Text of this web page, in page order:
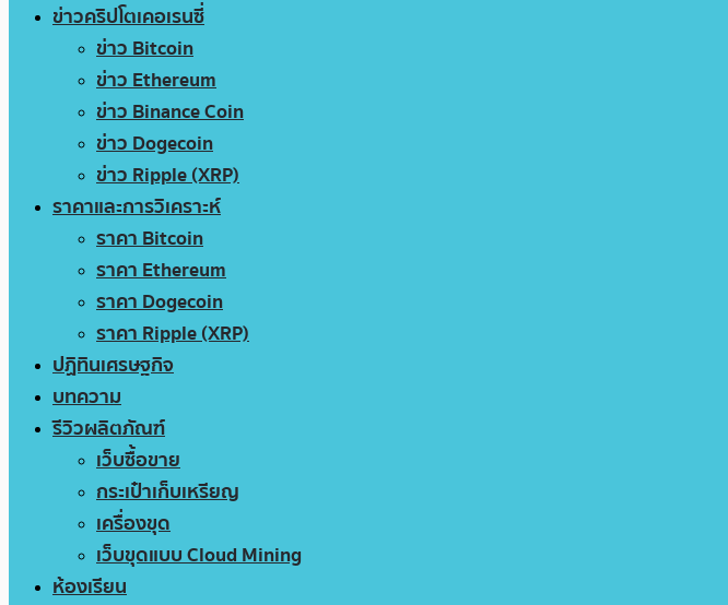
ข่าวคริปโตเคอเรนซี่
ข่าว Bitcoin
ข่าว Ethereum
ข่าว Binance Coin
ข่าว Dogecoin
ข่าว Ripple (XRP)
ราคาและการวิเคราะห์
ราคา Bitcoin
ราคา Ethereum
ราคา Dogecoin
ราคา Ripple (XRP)
ปฏิทินเศรษฐกิจ
บทความ
รีวิวผลิตภัณฑ์
เว็บซื้อขาย
กระเป๋าเก็บเหรียญ
เครื่องขุด
เว็บขุดแบบ Cloud Mining
ห้องเรียน